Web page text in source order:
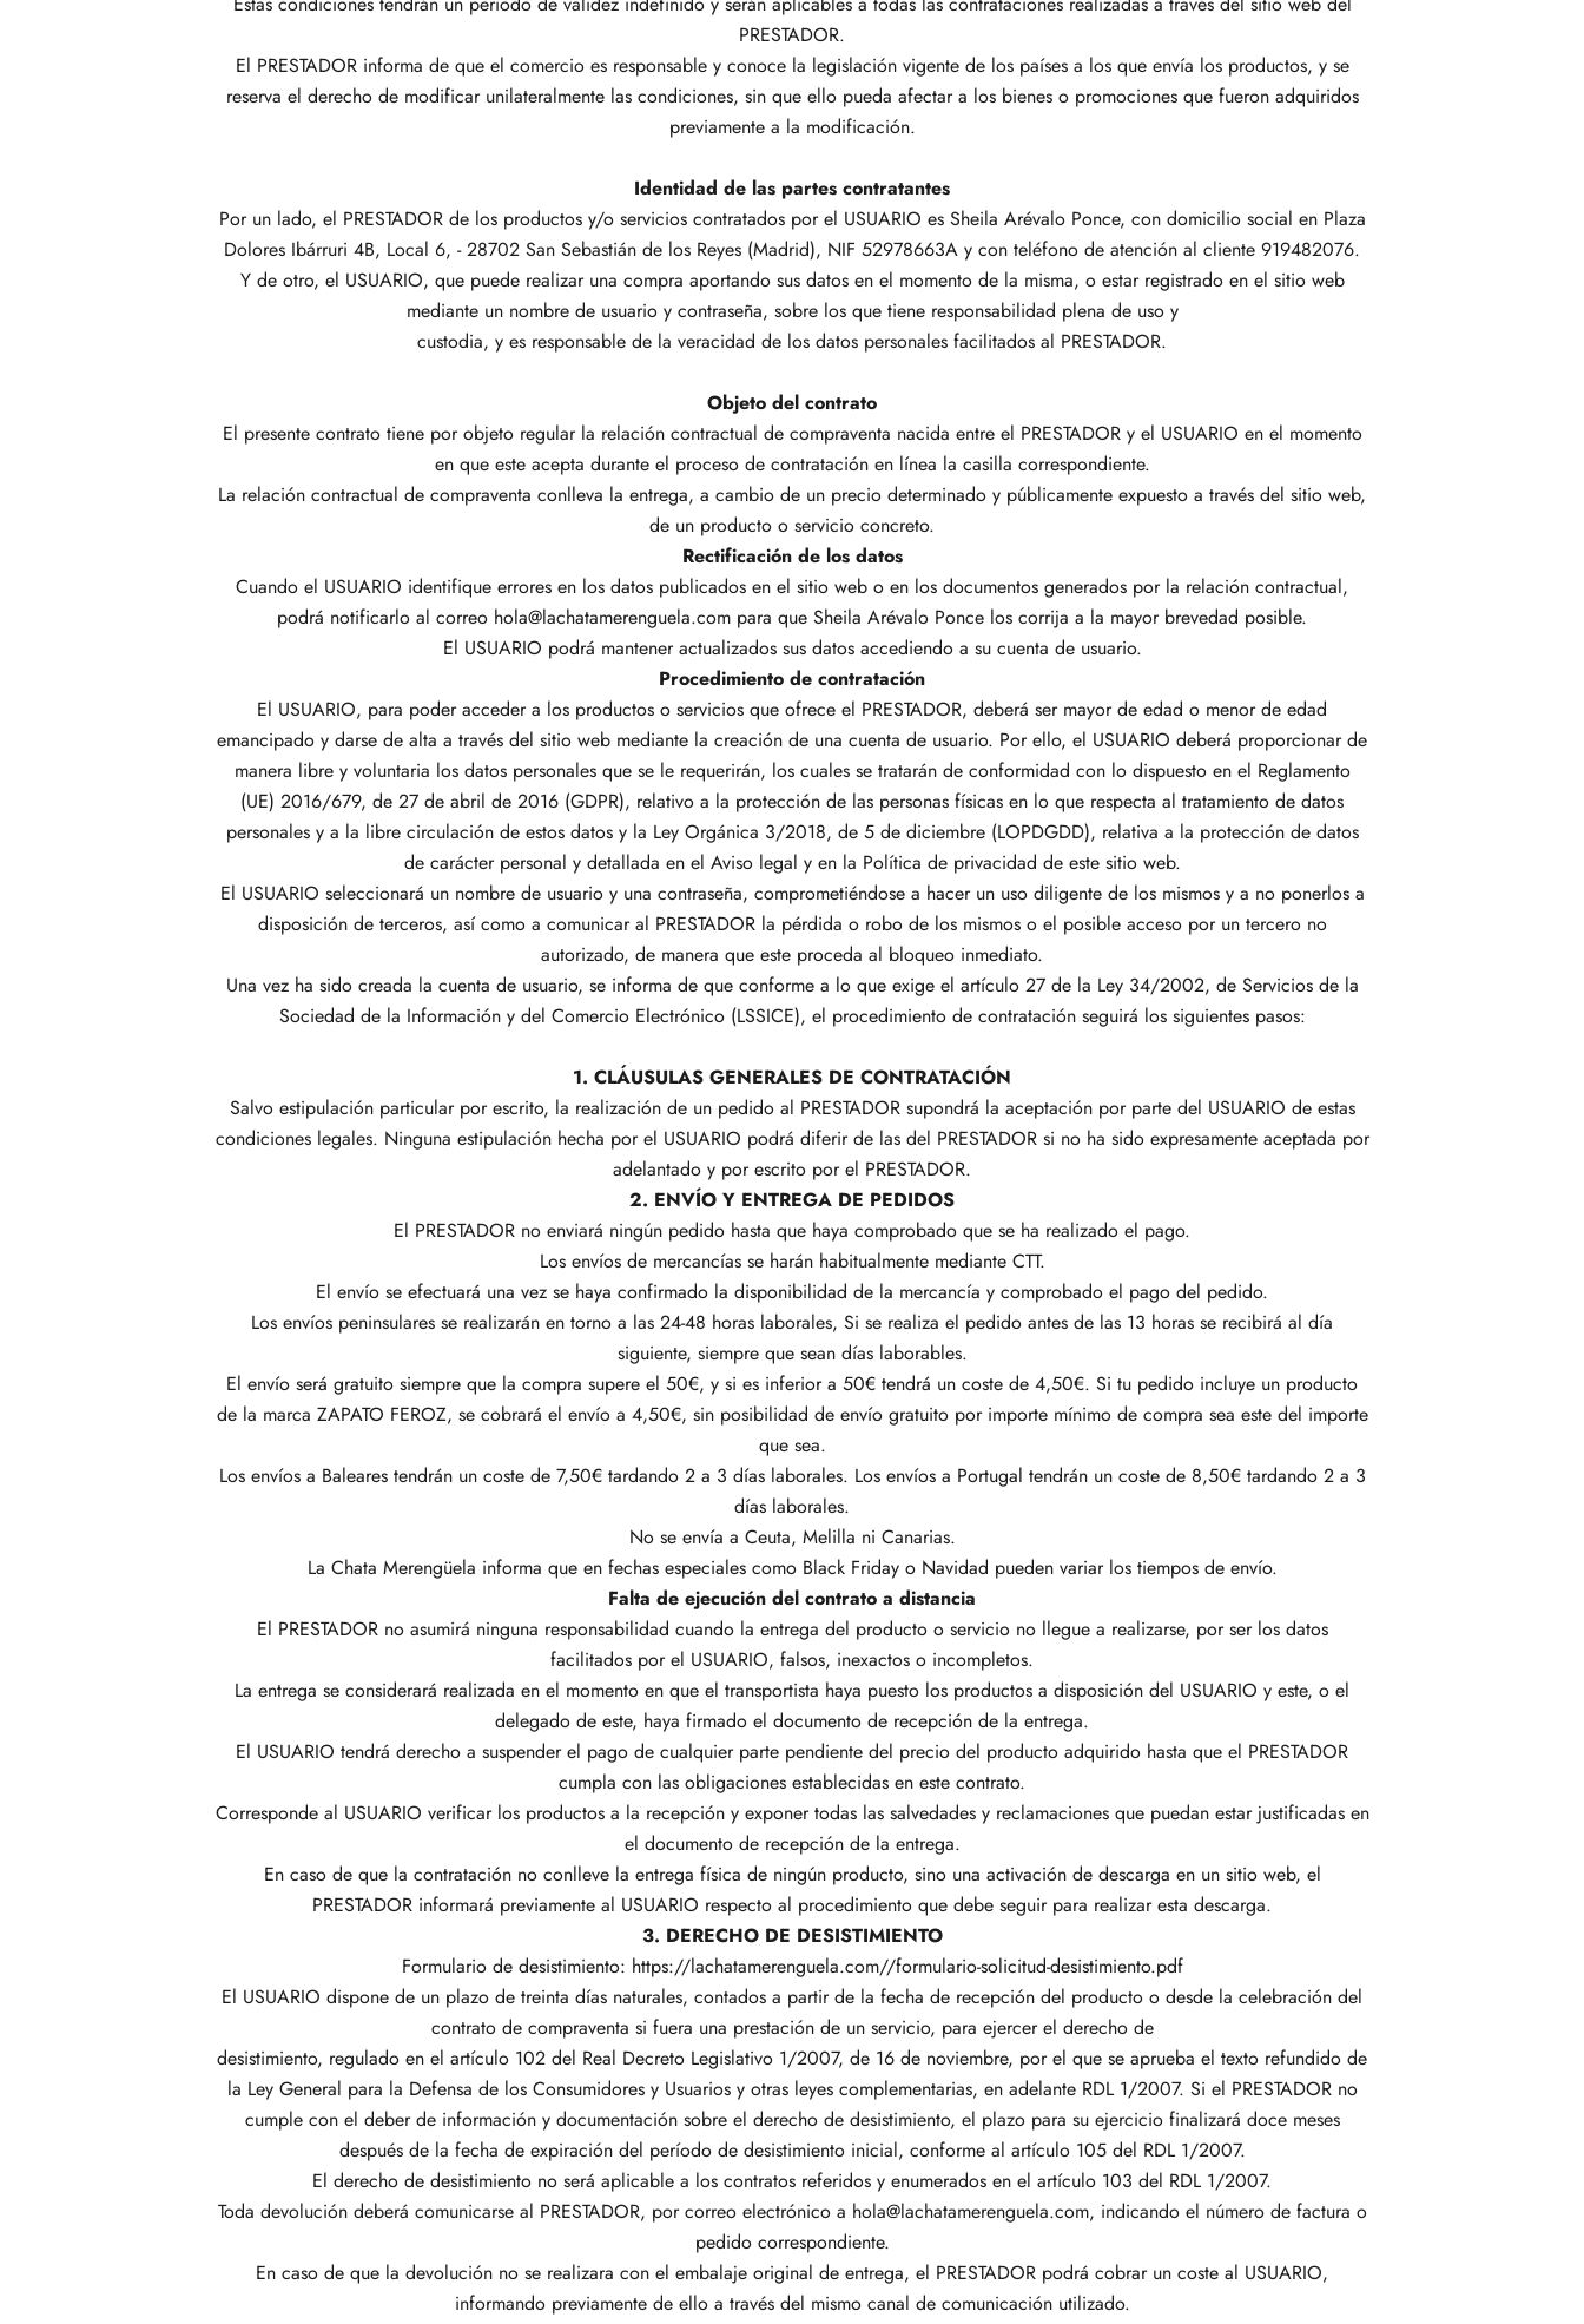
PRESTADOR.
El PRESTADOR informa de que el comercio es responsable y conoce la legislación vigente de los países a los que envía los productos, y se
reserva el derecho de modificar unilateralmente las condiciones, sin que ello pueda afectar a los bienes o promociones que fueron adquiridos
previamente a la modificación.
Identidad de las partes contratantes
Por un lado, el PRESTADOR de los productos y/o servicios contratados por el USUARIO es Sheila Arévalo Ponce, con domicilio social en Plaza
Dolores Ibárruri 4B, Local 6, - 28702 San Sebastián de los Reyes (Madrid), NIF 52978663A y con teléfono de atención al cliente 919482076.
Y de otro, el USUARIO, que puede realizar una compra aportando sus datos en el momento de la misma, o estar registrado en el sitio web
mediante un nombre de usuario y contraseña, sobre los que tiene responsabilidad plena de uso y
custodia, y es responsable de la veracidad de los datos personales facilitados al PRESTADOR.
Objeto del contrato
El presente contrato tiene por objeto regular la relación contractual de compraventa nacida entre el PRESTADOR y el USUARIO en el momento
en que este acepta durante el proceso de contratación en línea la casilla correspondiente.
La relación contractual de compraventa conlleva la entrega, a cambio de un precio determinado y públicamente expuesto a través del sitio web,
de un producto o servicio concreto.
Rectificación de los datos
Cuando el USUARIO identifique errores en los datos publicados en el sitio web o en los documentos generados por la relación contractual,
podrá notificarlo al correo hola@lachatamerenguela.com para que Sheila Arévalo Ponce los corrija a la mayor brevedad posible.
El USUARIO podrá mantener actualizados sus datos accediendo a su cuenta de usuario.
Procedimiento de contratación
El USUARIO, para poder acceder a los productos o servicios que ofrece el PRESTADOR, deberá ser mayor de edad o menor de edad
emancipado y darse de alta a través del sitio web mediante la creación de una cuenta de usuario. Por ello, el USUARIO deberá proporcionar de
manera libre y voluntaria los datos personales que se le requerirán, los cuales se tratarán de conformidad con lo dispuesto en el Reglamento
(UE) 2016/679, de 27 de abril de 2016 (GDPR), relativo a la protección de las personas físicas en lo que respecta al tratamiento de datos
personales y a la libre circulación de estos datos y la Ley Orgánica 3/2018, de 5 de diciembre (LOPDGDD), relativa a la protección de datos
de carácter personal y detallada en el Aviso legal y en la Política de privacidad de este sitio web.
El USUARIO seleccionará un nombre de usuario y una contraseña, comprometiéndose a hacer un uso diligente de los mismos y a no ponerlos a
disposición de terceros, así como a comunicar al PRESTADOR la pérdida o robo de los mismos o el posible acceso por un tercero no
autorizado, de manera que este proceda al bloqueo inmediato.
Una vez ha sido creada la cuenta de usuario, se informa de que conforme a lo que exige el artículo 27 de la Ley 34/2002, de Servicios de la
Sociedad de la Información y del Comercio Electrónico (LSSICE), el procedimiento de contratación seguirá los siguientes pasos:
1. CLÁUSULAS GENERALES DE CONTRATACIÓN
Salvo estipulación particular por escrito, la realización de un pedido al PRESTADOR supondrá la aceptación por parte del USUARIO de estas
condiciones legales. Ninguna estipulación hecha por el USUARIO podrá diferir de las del PRESTADOR si no ha sido expresamente aceptada por
adelantado y por escrito por el PRESTADOR.
2. ENVÍO Y ENTREGA DE PEDIDOS
El PRESTADOR no enviará ningún pedido hasta que haya comprobado que se ha realizado el pago.
Los envíos de mercancías se harán habitualmente mediante CTT.
El envío se efectuará una vez se haya confirmado la disponibilidad de la mercancía y comprobado el pago del pedido.
Los envíos peninsulares se realizarán en torno a las 24-48 horas laborales, Si se realiza el pedido antes de las 13 horas se recibirá al día
siguiente, siempre que sean días laborables.
El envío será gratuito siempre que la compra supere el 50€, y si es inferior a 50€ tendrá un coste de 4,50€. Si tu pedido incluye un producto
de la marca ZAPATO FEROZ, se cobrará el envío a 4,50€, sin posibilidad de envío gratuito por importe mínimo de compra sea este del importe
que sea.
Los envíos a Baleares tendrán un coste de 7,50€ tardando 2 a 3 días laborales. Los envíos a Portugal tendrán un coste de 8,50€ tardando 2 a 3
días laborales.
No se envía a Ceuta, Melilla ni Canarias.
La Chata Merengüela informa que en fechas especiales como Black Friday o Navidad pueden variar los tiempos de envío.
Falta de ejecución del contrato a distancia
El PRESTADOR no asumirá ninguna responsabilidad cuando la entrega del producto o servicio no llegue a realizarse, por ser los datos
facilitados por el USUARIO, falsos, inexactos o incompletos.
La entrega se considerará realizada en el momento en que el transportista haya puesto los productos a disposición del USUARIO y este, o el
delegado de este, haya firmado el documento de recepción de la entrega.
El USUARIO tendrá derecho a suspender el pago de cualquier parte pendiente del precio del producto adquirido hasta que el PRESTADOR
cumpla con las obligaciones establecidas en este contrato.
Corresponde al USUARIO verificar los productos a la recepción y exponer todas las salvedades y reclamaciones que puedan estar justificadas en
el documento de recepción de la entrega.
En caso de que la contratación no conlleve la entrega física de ningún producto, sino una activación de descarga en un sitio web, el
PRESTADOR informará previamente al USUARIO respecto al procedimiento que debe seguir para realizar esta descarga.
3. DERECHO DE DESISTIMIENTO
Formulario de desistimiento: https://lachatamerenguela.com//formulario-solicitud-desistimiento.pdf
El USUARIO dispone de un plazo de treinta días naturales, contados a partir de la fecha de recepción del producto o desde la celebración del
contrato de compraventa si fuera una prestación de un servicio, para ejercer el derecho de
desistimiento, regulado en el artículo 102 del Real Decreto Legislativo 1/2007, de 16 de noviembre, por el que se aprueba el texto refundido de
la Ley General para la Defensa de los Consumidores y Usuarios y otras leyes complementarias, en adelante RDL 1/2007. Si el PRESTADOR no
cumple con el deber de información y documentación sobre el derecho de desistimiento, el plazo para su ejercicio finalizará doce meses
después de la fecha de expiración del período de desistimiento inicial, conforme al artículo 105 del RDL 1/2007.
El derecho de desistimiento no será aplicable a los contratos referidos y enumerados en el artículo 103 del RDL 1/2007.
Toda devolución deberá comunicarse al PRESTADOR, por correo electrónico a hola@lachatamerenguela.com, indicando el número de factura o
pedido correspondiente.
En caso de que la devolución no se realizara con el embalaje original de entrega, el PRESTADOR podrá cobrar un coste al USUARIO,
informando previamente de ello a través del mismo canal de comunicación utilizado.